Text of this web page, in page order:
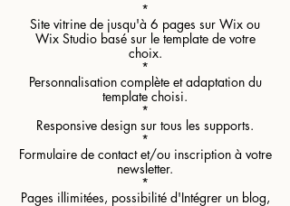
*
Site vitrine de jusqu'à 6 pages sur Wix ou
Wix Studio basé sur le template de votre
choix.
*
Personnalisation complète et adaptation du
template choisi.
*
Responsive design sur tous les supports.
*
Formulaire de contact et/ou inscription à votre
newsletter.
*
Pages illimitées, possibilité d'Intégrer un blog,